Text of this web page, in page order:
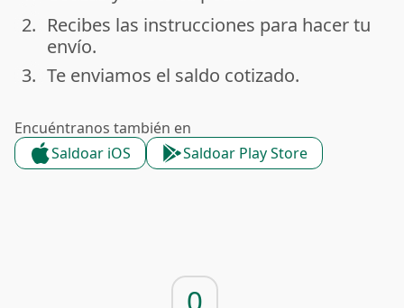
done
2. Recibes las instrucciones para hacer tu
envío.
done
3. Te enviamos el saldo cotizado.
Encuéntranos también en
Saldoar iOS
Saldoar Play Store